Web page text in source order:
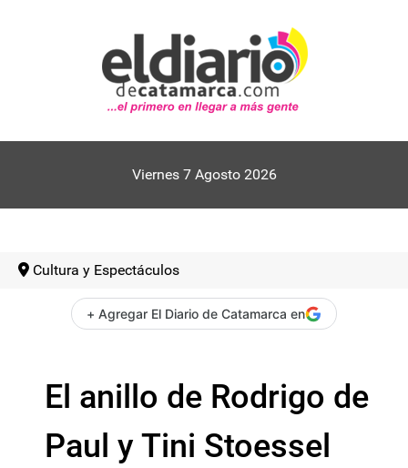
Viernes 7 Agosto 2026
Cultura y Espectáculos
+ Agregar El Diario de Catamarca en
El anillo de Rodrigo de
Paul y Tini Stoessel